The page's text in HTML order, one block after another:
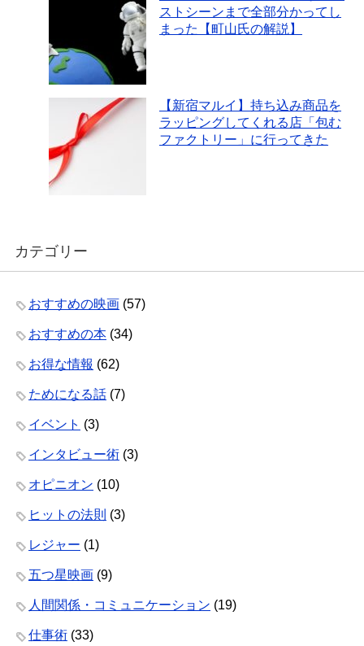
ストシーンまで全部分かってし
まった【町山氏の解説】
【新宿マルイ】持ち込み商品を
ラッピングしてくれる店「包む
ファクトリー」に行ってきた
カテゴリー
おすすめの映画 (57)
おすすめの本 (34)
お得な情報 (62)
ためになる話 (7)
イベント (3)
インタビュー術 (3)
オピニオン (10)
ヒットの法則 (3)
レジャー (1)
五つ星映画 (9)
人間関係・コミュニケーション (19)
仕事術 (33)